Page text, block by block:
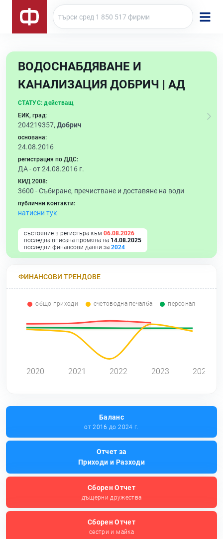
ВОДОСНАБДЯВАНЕ И
КАНАЛИЗАЦИЯ ДОБРИЧ | АД
СТАТУС: действащ
ЕИК, град:
204219357, Добрич
основана:
24.08.2016
регистрация по ДДС:
ДА - от 24.08.2016 г.
КИД 2008:
3600 -Събиране, пречистване и доставяне на води
публични контакти:
натисни тук
състояние в регистъра към 06.08.2026
последна вписана промяна на 14.08.2025
последни финансови данни за 2024
ФИНАНСОВИ ТРЕНДОВЕ
общо приходи счетоводна печалба персонал
2020 2021 2022 2023 2024
Баланс
от 2016 до 2024 г.
Отчет за
Приходи и Разходи
Сборен Отчет
дъщерни дружества
Сборен Отчет
сестри и майка